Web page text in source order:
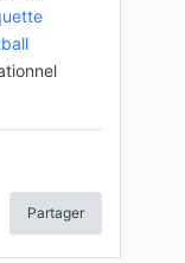
Partager